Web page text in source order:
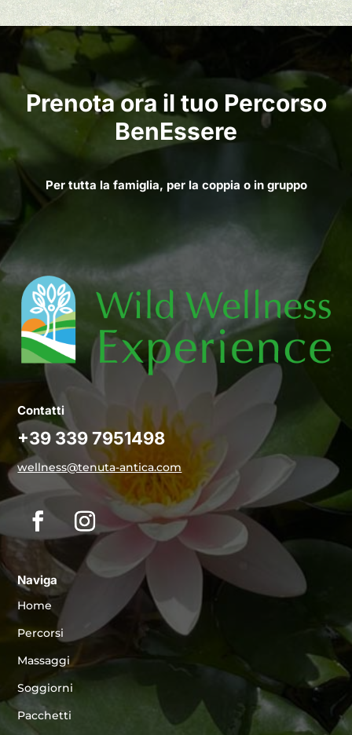
Prenota ora il tuo Percorso
BenEssere
Per tutta la famiglia, per la coppia o in gruppo
Contatti
+39 339 7951498
wellness@tenuta-antica.com
Naviga
Home
Percorsi
Massaggi
Soggiorni
Pacchetti